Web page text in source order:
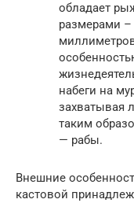
обладает
размерами
набеги на
захватывая
таким
— рабы.
Внешние
кастовой